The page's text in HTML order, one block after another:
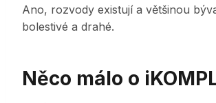
Ano, rozvody existují a většinou
bolestivé a drahé.
Něco málo o